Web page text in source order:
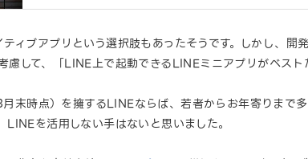
ィブアプリという選択肢もあったそうです。しかし、開
慮して、「LINE上で起動できるLINEミニアプリがベスト
末時点）を擁するLINEならば、若者からお年寄りまで
を活用しない手はないと思いました。